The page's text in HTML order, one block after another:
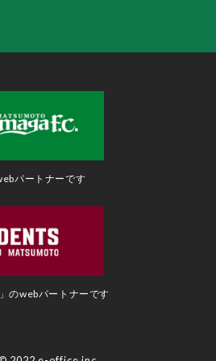
パートナーです
のwebパートナーです